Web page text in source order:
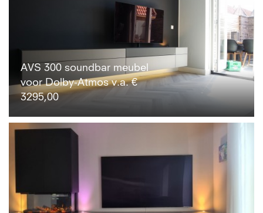
AVS 300 soundbar meubel
voor Dolby-Atmos v.a. €
3295,00